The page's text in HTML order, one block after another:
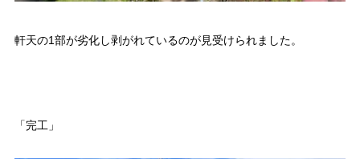
軒天の1部が劣化し剥がれているのが見受けられました。
「完工」